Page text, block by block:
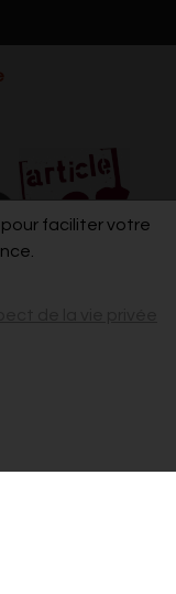
pour faciliter votre